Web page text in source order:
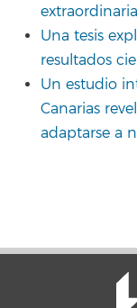
extraordinaria
Una tesis
resultados
Un estudio
Canarias
adaptarse a